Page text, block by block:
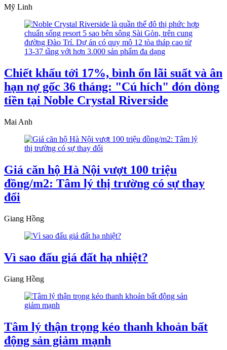
Mỹ Linh
Chiết khấu tới 17%, bình ổn lãi suất và ân
hạn nợ gốc 36 tháng: "Cú hích" đón dòng
tiền tại Noble Crystal Riverside
Mai Anh
Giá căn hộ Hà Nội vượt 100 triệu
đồng/m2: Tâm lý thị trường có sự thay
đổi
Giang Hồng
Vì sao đấu giá đất hạ nhiệt?
Giang Hồng
Tâm lý thận trọng kéo thanh khoản bất
động sản giảm mạnh